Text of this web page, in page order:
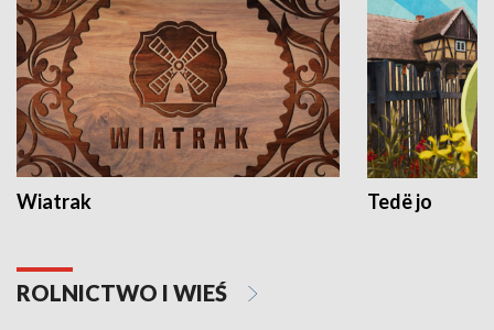
Wiatrak Tedë jo
ROLNICTWO I WIEŚ